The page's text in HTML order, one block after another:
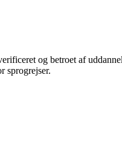
og betroet af
sprogrejser.